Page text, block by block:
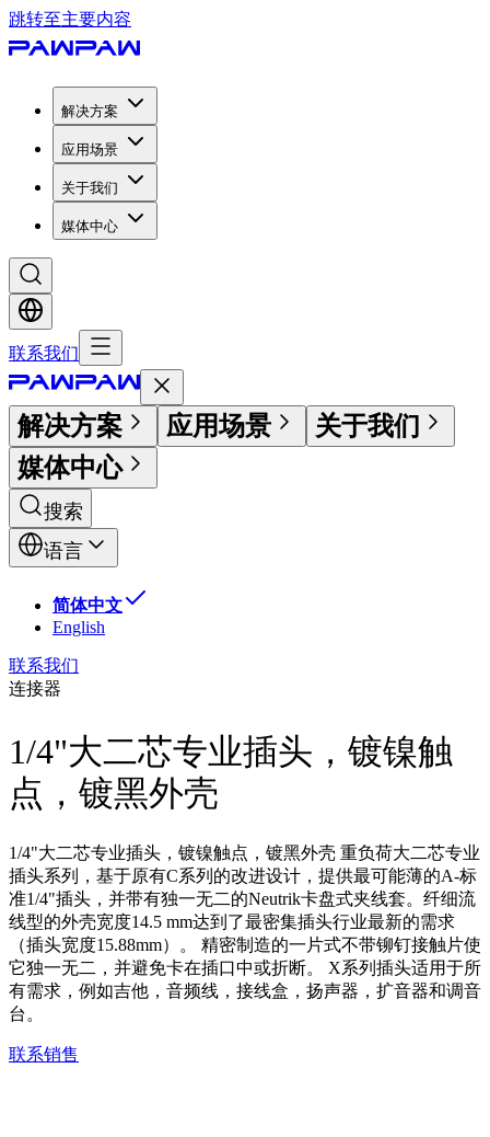
跳转至主要内容
解决方案
应用场景
关于我们
媒体中心
联系我们
解决方案 应用场景
关于我们
媒体中心
搜索
语言
简体中文
English
联系我们
连接器
1/4"大二芯专业插头，镀镍触
点，镀黑外壳
1/4"大二芯专业插头，镀镍触点，镀黑外壳 重负荷大二芯专业
插头系列，基于原有C系列的改进设计，提供最可能薄的A-标
准1/4"插头，并带有独一无二的Neutrik卡盘式夹线套。纤细流
线型的外壳宽度14.5 mm达到了最密集插头行业最新的需求
（插头宽度15.88mm）。 精密制造的一片式不带铆钉接触片使
它独一无二，并避免卡在插口中或折断。 X系列插头适用于所
有需求，例如吉他，音频线，接线盒，扬声器，扩音器和调音
台。
联系销售